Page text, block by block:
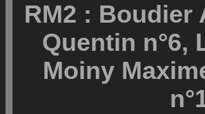
RM2 : Boudier
Quentin n°6,
Moiny